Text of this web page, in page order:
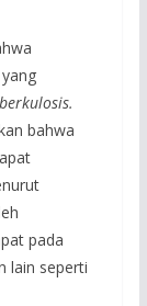
bahwa
pada
lain seperti